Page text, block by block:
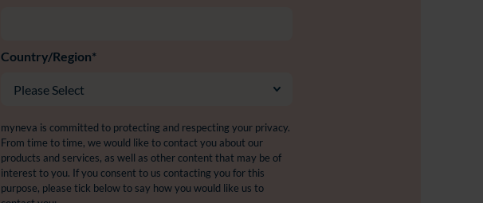
Country/Region*
myneva is committed to protecting and respecting your privacy.
From time to time, we would like to contact you about our
products and services, as well as other content that may be of
interest to you. If you consent to us contacting you for this
purpose, please tick below to say how you would like us to